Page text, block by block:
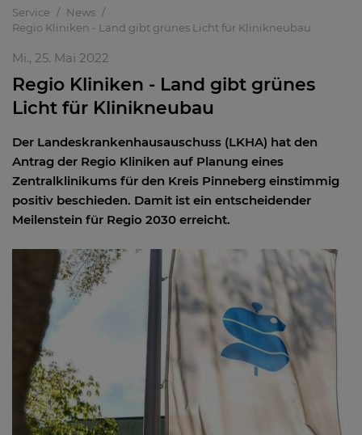
Service
News
Regio Kliniken - Land gibt grünes Licht für Klinikneubau
Mi., 25. Mai 2022
Regio Kliniken - Land gibt grünes
Licht für Klinikneubau
Der Landeskrankenhausauschuss (LKHA) hat den
Antrag der Regio Kliniken auf Planung eines
Zentralklinikums für den Kreis Pinneberg einstimmig
positiv beschieden. Damit ist ein entscheidender
Meilenstein für Regio 2030 erreicht.